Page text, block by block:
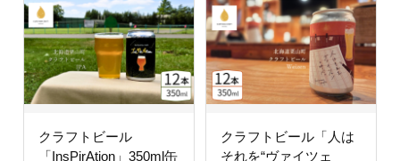
クラフトビール
「InsPirAtion」350ml缶
クラフトビール「人は
それを“ヴァイツェ